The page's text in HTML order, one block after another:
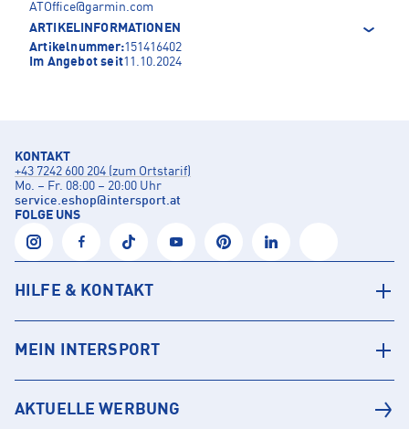
ATOffice@garmin.com
ARTIKELINFORMATIONEN
Artikelnummer:151416402
Im Angebot seit11.10.2024
KONTAKT
+43 7242 600 204 (zum Ortstarif)
Mo. – Fr. 08:00 – 20:00 Uhr
service.eshop@intersport.at
FOLGE UNS
HILFE & KONTAKT
MEIN INTERSPORT
AKTUELLE WERBUNG